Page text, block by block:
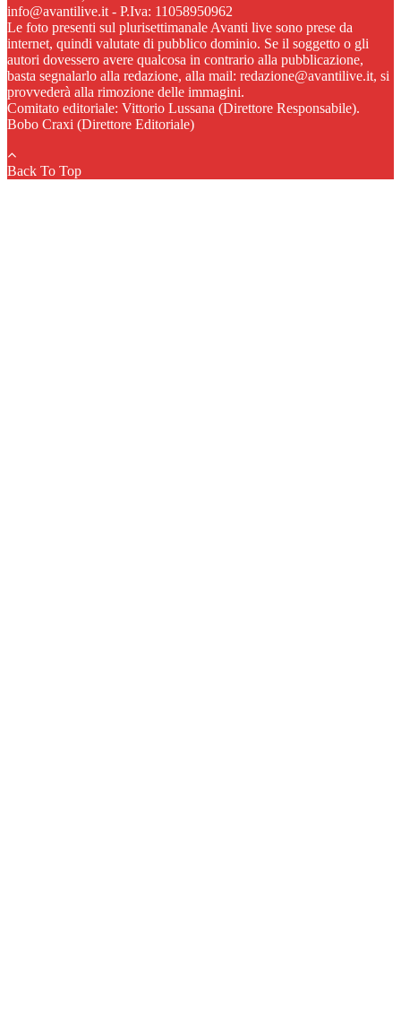
info@avantilive.it - P.Iva: 11058950962
Le foto presenti sul plurisettimanale Avanti live sono prese da
internet, quindi valutate di pubblico dominio. Se il soggetto o gli
autori dovessero avere qualcosa in contrario alla pubblicazione,
basta segnalarlo alla redazione, alla mail: redazione@avantilive.it, si
provvederà alla rimozione delle immagini.
Comitato editoriale: Vittorio Lussana (Direttore Responsabile).
Bobo Craxi (Direttore Editoriale)
Back To Top